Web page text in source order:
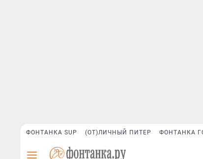
ФОНТАНКА SUP (ОТ)ЛИЧНЫЙ ПИТЕР ФОНТАНКА